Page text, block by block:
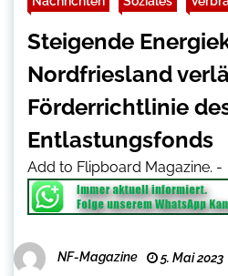
Steigende
Nordfriesland
Förderrichtlinie
Entlastungsfonds
Add to Flipboard Magazine. -
NF-Magazine 5. Mai 2023